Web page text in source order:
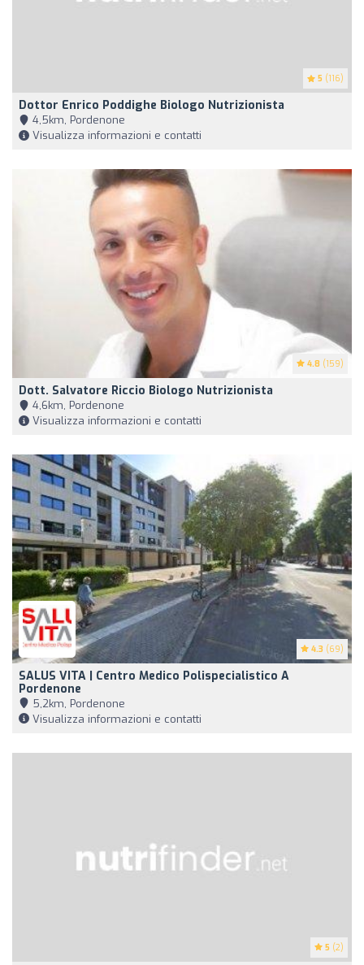
5 (116)
Dottor Enrico Poddighe Biologo Nutrizionista
4,5km, Pordenone
Visualizza informazioni e contatti
4.8 (159)
Dott. Salvatore Riccio Biologo Nutrizionista
4,6km, Pordenone
Visualizza informazioni e contatti
4.3 (69)
SALUS VITA | Centro Medico Polispecialistico A
Pordenone
5,2km, Pordenone
Visualizza informazioni e contatti
5 (2)